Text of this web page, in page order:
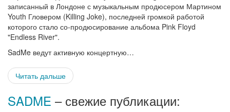
записанный в Лондоне с музыкальным продюсером Мартином
Youth Гловером (Killing Joke), последней громкой работой
которого стало со-продюсирование альбома Pink Floyd
"Endless River".
SadMe ведут активную концертную…
Читать дальше
SADME – свежие публикации: